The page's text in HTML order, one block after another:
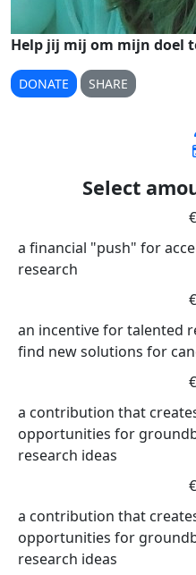
Help jij mij om mijn doel
DONATE SHARE
Select
a financial "push" for
research
an incentive for talented
find new solutions for
a contribution that
opportunities for
research ideas
a contribution that
opportunities for
research ideas